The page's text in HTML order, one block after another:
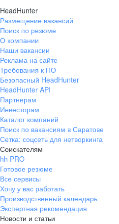
МАГАЗИНОВ
СЕТИ
ОТКРЫТО НА
У каждого сотрудника
возможность
карьеру в компании и
от кассира до
по продажам в
Программа ДМС
Рабочий склада
Комплектовщик
Приёмосдатчик
Старший приёмосдатчик
Стабильная белая
Карта лояльности
начислением баллов
программы
Особая карта
с повышенным
Подарки на день
Корпоративное
Дружная команда и
HeadHunter
Размещение вакансий
Поиск по резюме
О компании
Наши вакансии
Реклама на сайте
Требования к ПО
Безопасный HeadHunter
HeadHunter API
Партнерам
Инвесторам
Каталог компаний
Поиск по вакансиям в Саратове
Сетка: соцсеть для нетворкинга
Соискателям
hh PRO
Готовое резюме
Все сервисы
Хочу у вас работать
Производственный календарь
Экспертная рекомендация
Новости и статьи